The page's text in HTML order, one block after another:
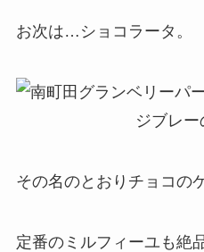
お次は…ショコラータ。
その名のとおりチョコの
定番のミルフィーユも絶品